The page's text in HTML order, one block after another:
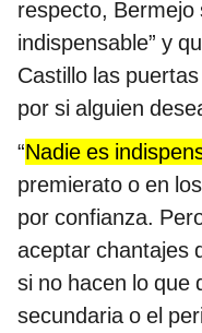
respecto, Bermejo
indispensable” y
Castillo las
por si alguien
“Nadie es
premierato o en
por confianza.
aceptar chantajes
si no hacen lo que
secundaria o el